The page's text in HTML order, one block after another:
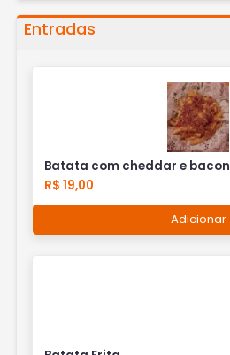
Entradas
Batata com cheddar e bacon
R$ 19,00
Adicionar